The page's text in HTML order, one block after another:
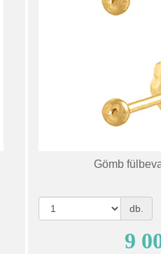
Gömb
db.
9